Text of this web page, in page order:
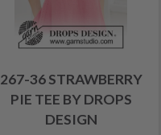
267-36 STRAWBERRY
PIE TEE BY DROPS
DESIGN